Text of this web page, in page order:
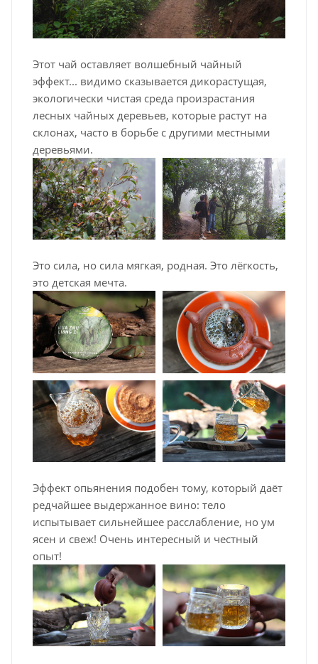
Этот чай оставляет волшебный чайный
эффект... видимо сказывается дикорастущая,
экологически чистая среда произрастания
лесных чайных деревьев, которые растут на
склонах, часто в борьбе с другими местными
деревьями.
Это сила, но сила мягкая, родная. Это лёгкость,
это детская мечта.
Эффект опьянения подобен тому, который даёт
редчайшее выдержанное вино: тело
испытывает сильнейшее расслабление, но ум
ясен и свеж! Очень интересный и честный
опыт!